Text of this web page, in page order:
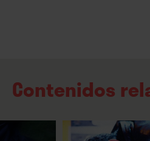
Contenidos